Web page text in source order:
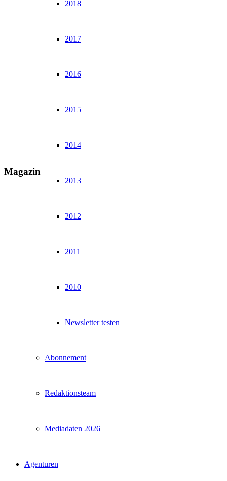
2018
2017
2016
2015
2014
2013
2012
2011
2010
Newsletter testen
Abonnement
Redaktionsteam
Mediadaten 2026
Agenturen
Magazin